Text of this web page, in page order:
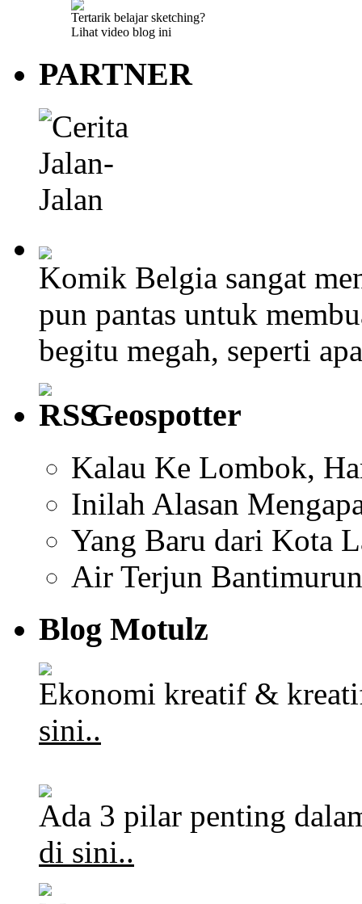
Tertarik belajar sketching?
Lihat video blog ini
PARTNER
Komik Belgia sangat
pun pantas untuk
begitu megah, seperti
Geospotter
Kalau Ke Lombok,
Inilah Alasan
Yang Baru dari Kota
Air Terjun
Blog Motulz
Ekonomi kreatif &
sini..
Ada 3 pilar penting
di sini..